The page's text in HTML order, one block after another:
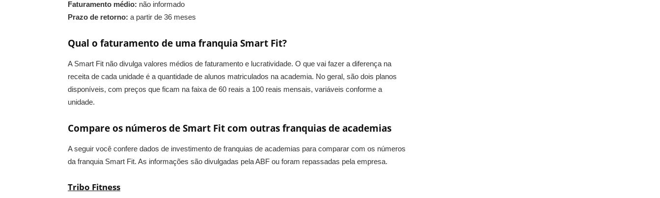
Faturamento médio: não informado
Prazo de retorno: a partir de 36 meses
Qual o faturamento de uma franquia Smart Fit?
A Smart Fit não divulga valores médios de faturamento e lucratividade. O que vai fazer a diferença na
receita de cada unidade é a quantidade de alunos matriculados na academia. No geral, são dois planos
disponíveis, com preços que ficam na faixa de 60 reais a 100 reais mensais, variáveis conforme a
unidade.
Compare os números de Smart Fit com outras franquias de academias
A seguir você confere dados de investimento de franquias de academias para comparar com os números
da franquia Smart Fit. As informações são divulgadas pela ABF ou foram repassadas pela empresa.
Tribo Fitness